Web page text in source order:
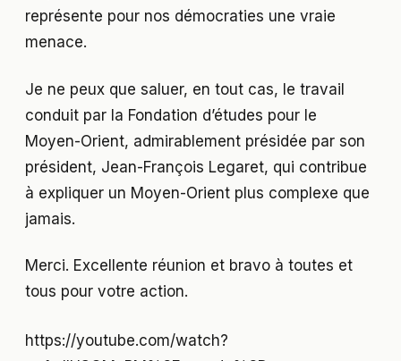
représente pour nos démocraties une vraie
menace.
Je ne peux que saluer, en tout cas, le travail
conduit par la Fondation d’études pour le
Moyen-Orient, admirablement présidée par son
président, Jean-François Legaret, qui contribue
à expliquer un Moyen-Orient plus complexe que
jamais.
Merci. Excellente réunion et bravo à toutes et
tous pour votre action.
https://youtube.com/watch?